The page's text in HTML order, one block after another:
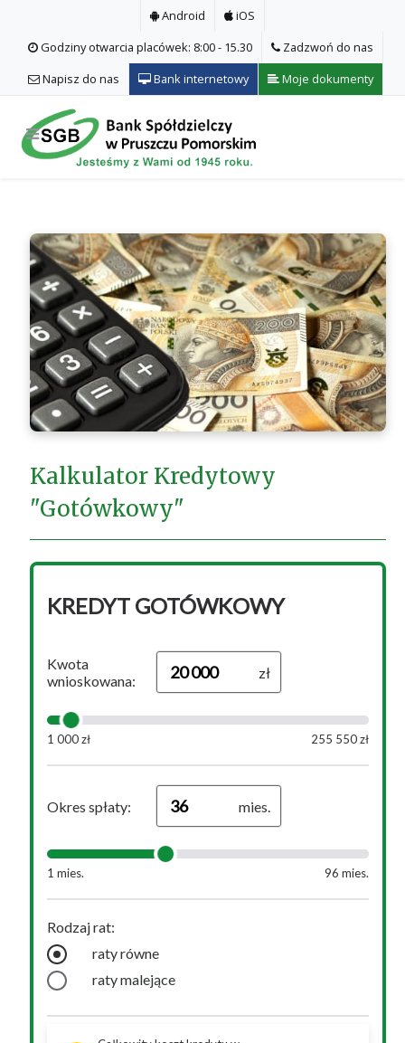
Android
iOS
Godziny otwarcia placówek: 8:00 - 15.30
Zadzwoń do nas
Napisz do nas
Bank internetowy Moje dokumenty
Kalkulator Kredytowy
"Gotówkowy"